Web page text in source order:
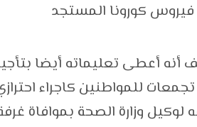
فيروس كورونا المستجد
أعطى تعليماته أيضا
للمواطنين كاجراء
لوكيل وزارة الصحة بموافاة